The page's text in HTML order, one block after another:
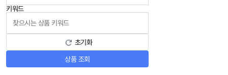
키워드
초기화
상품 조회